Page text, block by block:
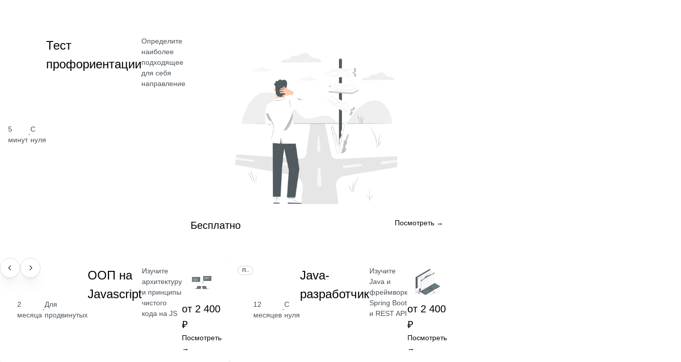
5
минут
·
С
нуля
Тест
профориентации
Определите
наиболее
подходящее
для себя
направление
Бесплатно Посмотреть →
НАВЫК
2
месяца
·
Для
продвинутых
ООП на
Javascript
Изучите
архитектуру
и принципы
чистого
кода на JS от 2 400
₽
Посмотреть
→
12
месяцев
·
С
нуля
Java-
разработчик
Изучите
Java и
фреймворк
Spring Boot
и REST APIот 2 400
₽
Посмотреть
→